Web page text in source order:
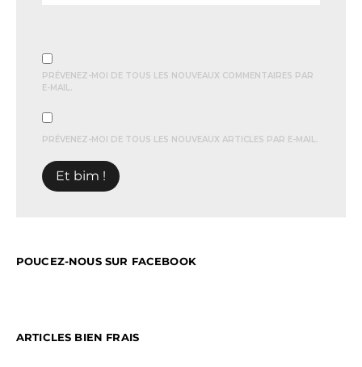
PRÉVENEZ-MOI DE TOUS LES NOUVEAUX COMMENTAIRES PAR
E-MAIL.
PRÉVENEZ-MOI DE TOUS LES NOUVEAUX ARTICLES PAR E-MAIL.
POUCEZ-NOUS SUR FACEBOOK
ARTICLES BIEN FRAIS